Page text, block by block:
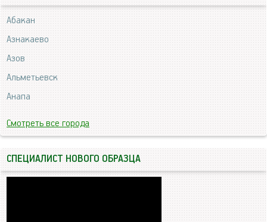
Абакан
Азнакаево
Азов
Альметьевск
Анапа
Смотреть все города
СПЕЦИАЛИСТ НОВОГО ОБРАЗЦА